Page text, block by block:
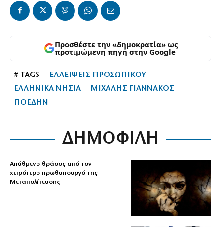
Προσθέστε την «δημοκρατία» ως
προτιμώμενη πηγή στην Google
# TAGS
ΕΛΛΕΙΨΕΙΣ ΠΡΟΣΩΠΙΚΟΥ
ΕΛΛΗΝΙΚΑ ΝΗΣΙΑ
ΜΙΧΑΛΗΣ ΓΙΑΝΝΑΚΟΣ
ΠΟΕΔΗΝ
ΔΗΜΟΦΙΛΗ
Απύθμενο θράσος από τον
χειρότερο πρωθυπουργό της
Μεταπολίτευσης